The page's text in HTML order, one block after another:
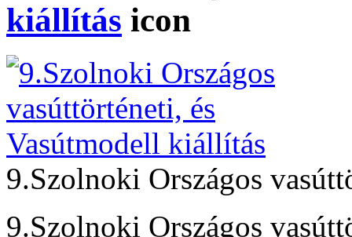
kiállítás
9.Szolnoki Országos
9.Szolnoki Országos